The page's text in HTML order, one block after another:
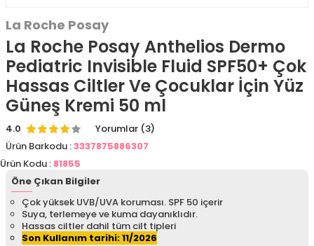
La Roche Posay
La Roche Posay Anthelios Dermo
Pediatric Invisible Fluid SPF50+ Çok
Hassas Ciltler Ve Çocuklar İçin Yüz
Güneş Kremi 50 ml
4.0
Yorumlar (3)
Ürün Barkodu :3337875886307
Ürün Kodu : 81855
Öne Çıkan Bilgiler
Çok yüksek UVB/UVA koruması. SPF 50 içerir
Suya, terlemeye ve kuma dayanıklıdır.
Hassas ciltler dahil tüm cilt tipleri
Son Kullanım tarihi: 11/2026